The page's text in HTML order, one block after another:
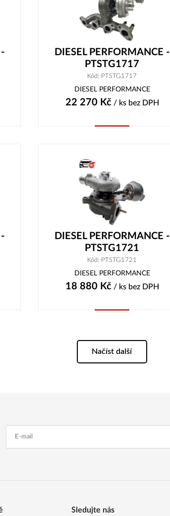
DIESEL PERFORMANCE -
PTSTG1717
Kód: PTSTG1717
DIESEL PERFORMANCE
22 270 Kč/ ks bez DPH
DIESEL PERFORMANCE -
PTSTG1721
Kód: PTSTG1721
DIESEL PERFORMANCE
18 880 Kč/ ks bez DPH
Načíst další
Sledujte nás